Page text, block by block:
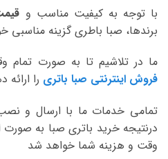
با توجه به کیفیت مناسب و
برندها، صبا باطری گزینه مناسبی
ما در تلاشیم تا به صورت تمام
فروش اینترنتی صبا باتری را ارائه
تمامی خدمات ما با ارسال و
درنتیجه خرید باتری صبا به
وقت و هزینه شما خواهد شد